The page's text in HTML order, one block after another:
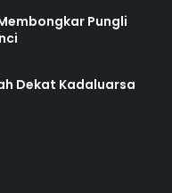
Pungli
Dekat Kadaluarsa